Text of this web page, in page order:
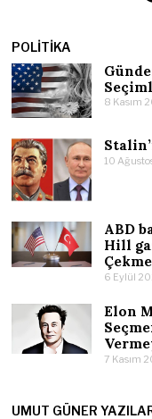
POLITIKA
8 Kasım
10
ABD
Hill
6 Eylül
Elon
7 Kasım
UMUT GÜNER